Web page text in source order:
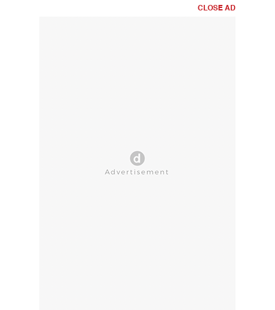
CLOSE AD